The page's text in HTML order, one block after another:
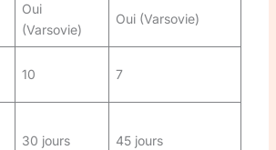
Oui
(Varsovie)
Oui (Varsovie)
10 7
30 jours 45 jours